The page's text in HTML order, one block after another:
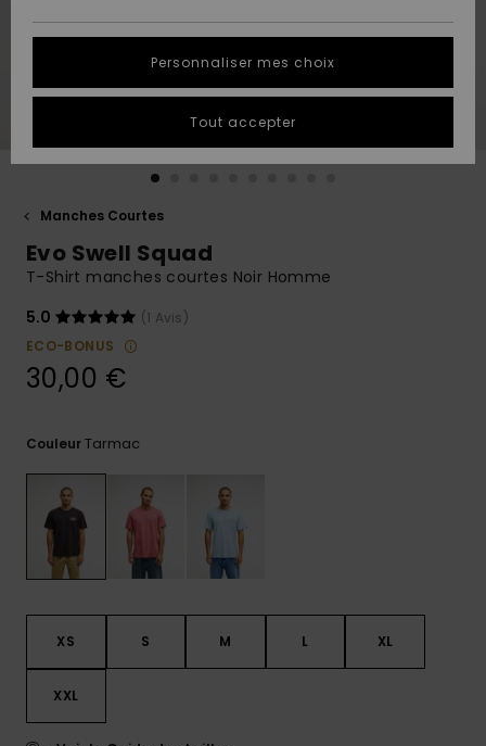
A
Découvrir
A
Découvrir
tailles
conversation
obtenir la
plus rapide
à votre
Démarrer
fréquentes
et notre
formulaire
de
contact.
la FAQ
QUIKSILVER
Manches Courtes
Evo Swell Squad
T-Shirt manches courtes Noir Homme
5.0
(1 Avis)
ECO-BONUS
30,00 €
CouleurTarmac
XS S M L XL
XXL
Personnaliser mes choix
Tout accepter